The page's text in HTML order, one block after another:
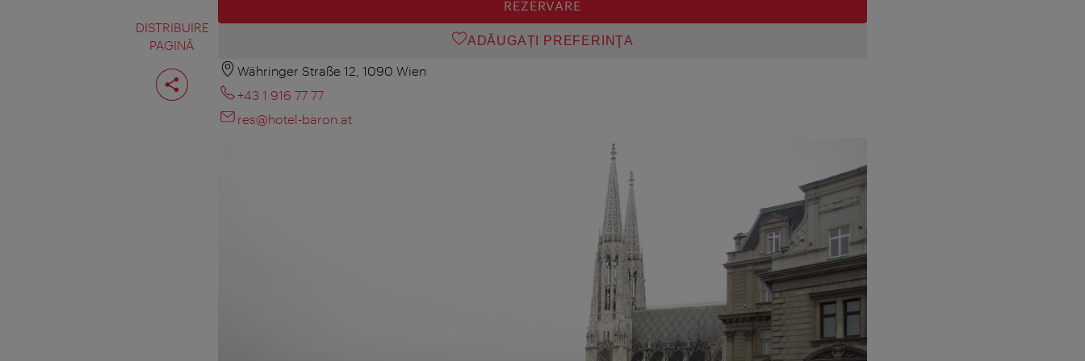
DISTRIBUIRE
PAGINĂ
Distribuiţi
pagina
REZERVARE
ADĂUGAȚI PREFERINŢA
Währinger Straße 12, 1090 Wien
+43 1 916 77 77
res@hotel-baron.at